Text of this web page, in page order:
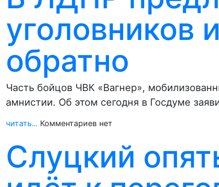
уголовников
обратно
Часть бойцов ЧВК «Вагнер»,
амнистии. Об этом сегодня в Госдуме
читать... Комментариев нет
Слуцкий